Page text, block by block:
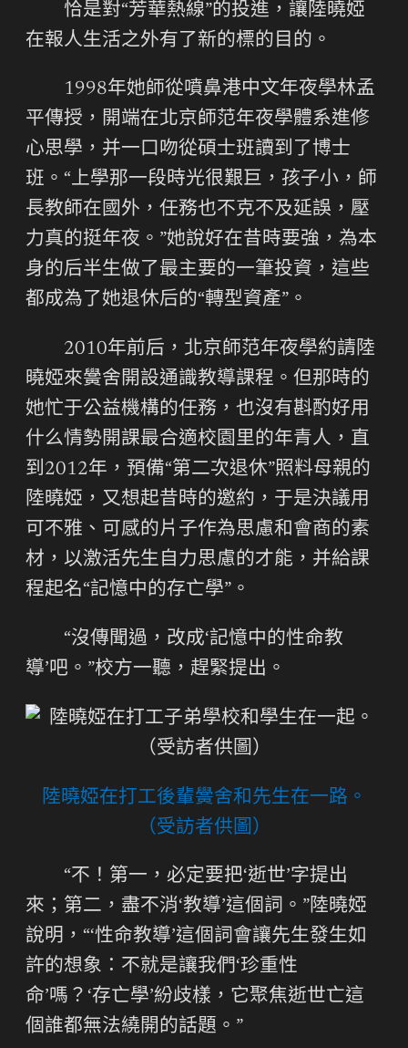
恰是對“芳華熱線”的投進，讓陸曉婭
在報人生活之外有了新的標的目的。
1998年她師從噴鼻港中文年夜學林孟
平傳授，開端在北京師范年夜學體系進修
心思學，并一口吻從碩士班讀到了博士
班。“上學那一段時光很艱巨，孩子小，師
長教師在國外，任務也不克不及延誤，壓
力真的挺年夜。”她說好在昔時要強，為本
身的后半生做了最主要的一筆投資，這些
都成為了她退休后的“轉型資產”。
2010年前后，北京師范年夜學約請陸
曉婭來黌舍開設通識教導課程。但那時的
她忙于公益機構的任務，也沒有斟酌好用
什么情勢開課最合適校園里的年青人，直
到2012年，預備“第二次退休”照料母親的
陸曉婭，又想起昔時的邀約，于是決議用
可不雅、可感的片子作為思慮和會商的素
材，以激活先生自力思慮的才能，并給課
程起名“記憶中的存亡學”。
“沒傳聞過，改成‘記憶中的性命教
導’吧。”校方一聽，趕緊提出。
陸曉婭在打工後輩黌舍和先生在一路。
（受訪者供圖）
“不！第一，必定要把‘逝世’字提出
來；第二，盡不消‘教導’這個詞。”陸曉婭
說明，“‘性命教導’這個詞會讓先生發生如
許的想象：不就是讓我們‘珍重性
命’嗎？‘存亡學’紛歧樣，它聚焦逝世亡這
個誰都無法繞開的話題。”